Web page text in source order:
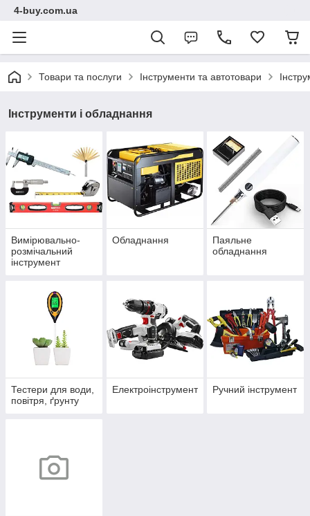
4-buy.com.ua
Товари та послуги Інструменти та автотовари
Інструменти і обладнання
Вимірювально-
розмічальний
інструмент
Обладнання
Паяльне
обладнання
Тестери для води,
повітря, ґрунту
Електроінструмент Ручний інструмент